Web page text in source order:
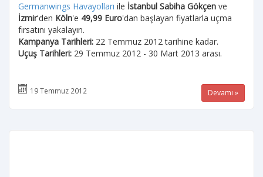
Germanwings Havayolları ile İstanbul Sabiha Gökçen ve
İzmir'den Köln'e 49,99 Euro'dan başlayan fiyatlarla uçma
fırsatını yakalayın.
Kampanya Tarihleri: 22 Temmuz 2012 tarihine kadar.
Uçuş Tarihleri: 29 Temmuz 2012 - 30 Mart 2013 arası.
19 Temmuz 2012 Devamı »